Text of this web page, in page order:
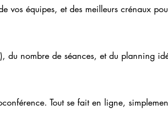
vos équipes, et des meilleurs crénaux
du nombre de séances, et du planning
Tout se fait en ligne,